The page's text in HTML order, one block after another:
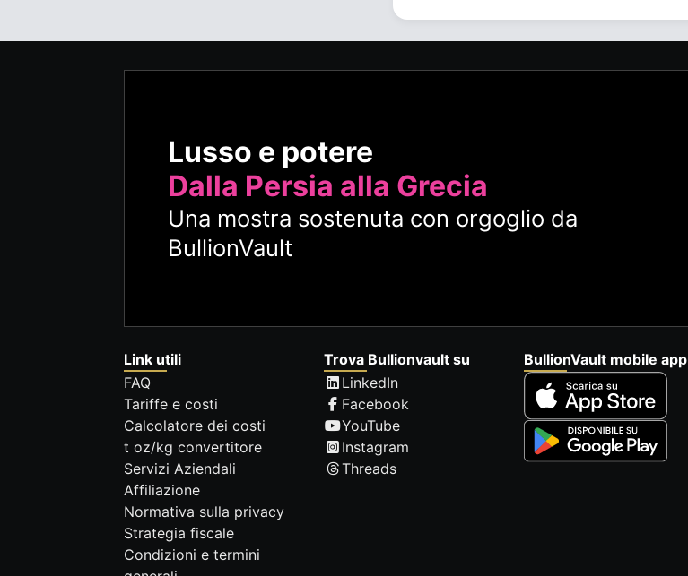
Lusso e potere
Dalla Persia alla Grecia
Una mostra sostenuta con orgoglio da
BullionVault
Link utili
FAQ
Tariffe e costi
Calcolatore dei costi
t oz/kg convertitore
Servizi Aziendali
Affiliazione
Normativa sulla privacy
Strategia fiscale
Condizioni e termini
Trova Bullionvault su
LinkedIn
Facebook
YouTube
Instagram
Threads
BullionVault mobile app